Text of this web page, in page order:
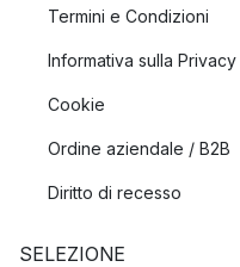
Termini e Condizioni
Informativa sulla Privacy
Cookie
Ordine aziendale / B2B
Diritto di recesso
SELEZIONE